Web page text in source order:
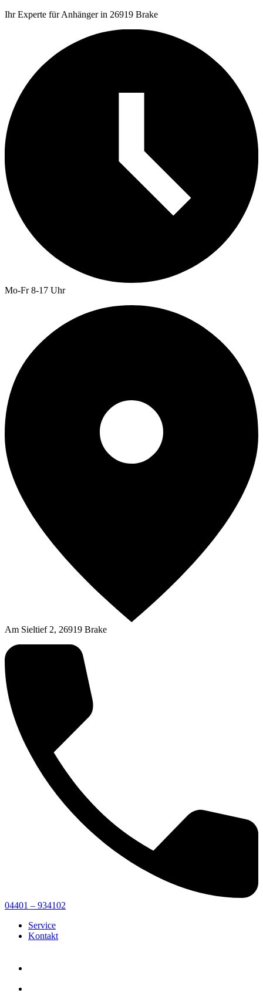
Ihr Experte für Anhänger in 26919 Brake
Mo-Fr 8-17 Uhr
Am Sieltief 2, 26919 Brake
04401 – 934102
Service
Kontakt